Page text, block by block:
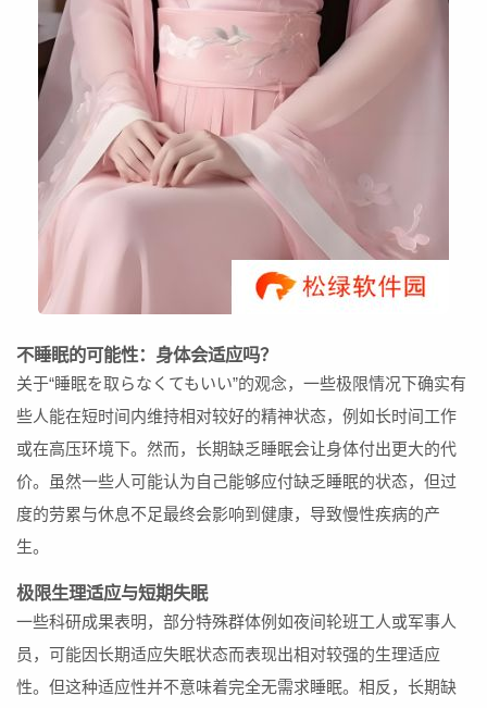
不睡眠的可能性：身体会适应吗？
关于“睡眠を取らなくてもいい”的观念，一些极限情况下确实有
些人能在短时间内维持相对较好的精神状态，例如长时间工作
或在高压环境下。然而，长期缺乏睡眠会让身体付出更大的代
价。虽然一些人可能认为自己能够应付缺乏睡眠的状态，但过
度的劳累与休息不足最终会影响到健康，导致慢性疾病的产
生。
极限生理适应与短期失眠
一些科研成果表明，部分特殊群体例如夜间轮班工人或军事人
员，可能因长期适应失眠状态而表现出相对较强的生理适应
性。但这种适应性并不意味着完全无需求睡眠。相反，长期缺